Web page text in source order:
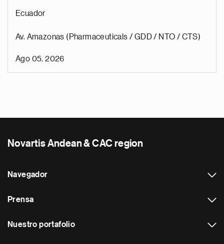
Ecuador
Av. Amazonas (Pharmaceuticals / GDD / NTO / CTS)
Ago 05, 2026
Novartis Andean & CAC region
Navegador
Prensa
Nuestro portafolio